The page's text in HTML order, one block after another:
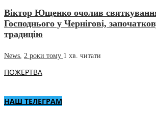
Віктор Ющенко очолив
Господнього у Чернігові,
традицію
News 2 роки тому 1 хв. читати
ПОЖЕРТВА
НАШ ТЕЛЕГРАМ